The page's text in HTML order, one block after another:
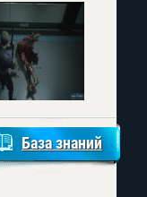
База знаний